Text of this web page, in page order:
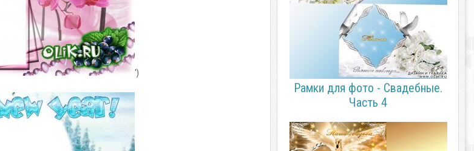
')
Рамки для фото - Свадебные.
Часть 4